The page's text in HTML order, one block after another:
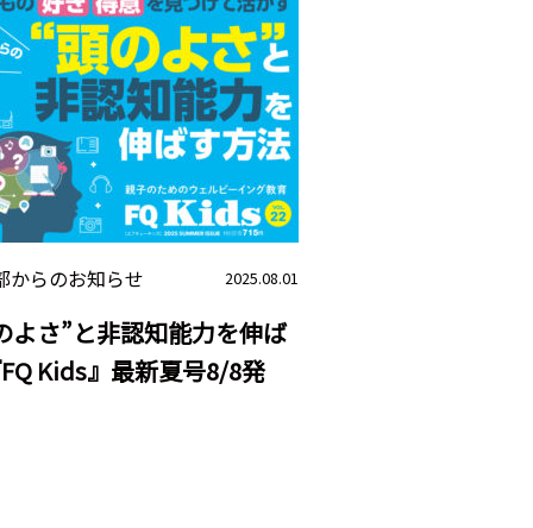
からのお知らせ 2025.08.01
よさ”と非認知能力を伸ば
Kids』最新夏号8/8発